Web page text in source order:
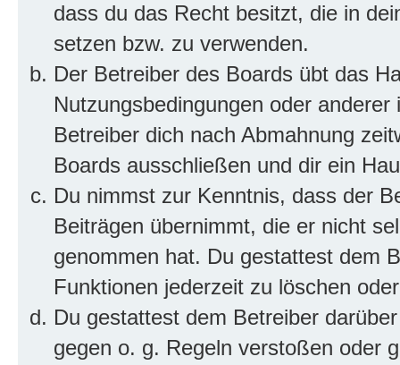
dass du das Recht besitzt, die in
setzen bzw. zu verwenden.
Der Betreiber des Boards übt das
Nutzungsbedingungen oder
Betreiber dich nach Abmahnung
Boards ausschließen und dir ein
Du nimmst zur Kenntnis, dass der
Beiträgen übernimmt, die er nicht
genommen hat. Du gestattest dem
Funktionen jederzeit zu löschen
Du gestattest dem Betreiber
gegen o. g. Regeln verstoßen oder